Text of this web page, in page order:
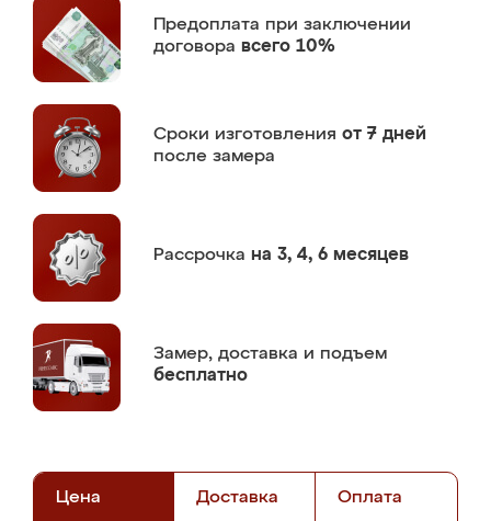
Предоплата при заключении
договора всего 10%
Сроки изготовления от 7 дней
после замера
Рассрочка на 3, 4, 6 месяцев
Замер, доставка и подъем
бесплатно
Цена Доставка Оплата